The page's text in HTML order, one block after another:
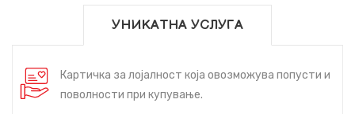
УНИКАТНА УСЛУГА
Картичка за лојалност која овозможува попусти и
поволности при купување.